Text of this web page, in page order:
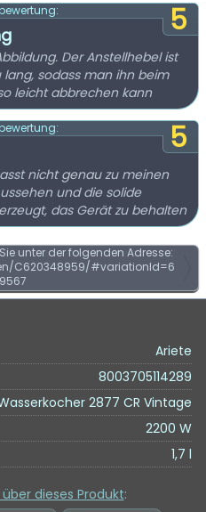
5
Der Anstellhebel ist
lang, sodass man ihn beim
leicht abbrechen kann
5
nicht genau zu meinen
und die solide
das Gerät zu behalten
unter der folgenden Adresse:
C620348959/#variationId=6
Ariete
8003705114289
2877 CR Vintage
2200 W
1,7 l
dieses Produkt: